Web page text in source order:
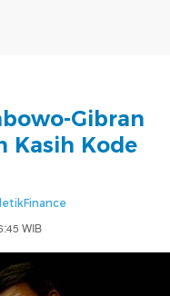
Gibran
Kasih Kode
WIB